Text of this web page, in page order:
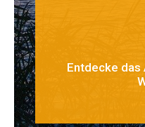
Entdecke